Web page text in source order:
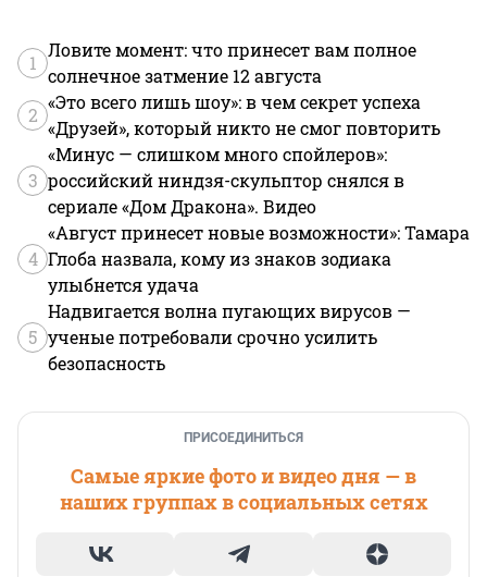
1
Ловите момент: что принесет вам полное
солнечное затмение 12 августа
2
«Это всего лишь шоу»: в чем секрет успеха
«Друзей», который никто не смог повторить
3
«Минус — слишком много спойлеров»:
российский ниндзя-скульптор снялся в
сериале «Дом Дракона». Видео
4
«Август принесет новые возможности»: Тамара
Глоба назвала, кому из знаков зодиака
улыбнется удача
5
Надвигается волна пугающих вирусов —
ученые потребовали срочно усилить
безопасность
ПРИСОЕДИНИТЬСЯ
Самые яркие фото и видео дня — в
наших группах в социальных сетях